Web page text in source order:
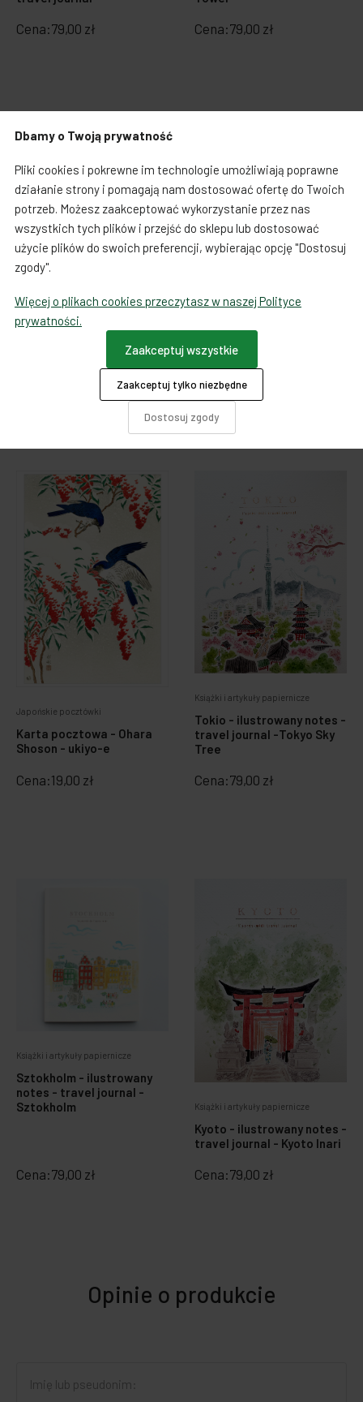
Cena:79,00 zł Cena:79,00 zł
Japońskie naklejki
Naklejki Seul Korea -
Plakaty
Cena:99,00 zł
Japońskie pocztówki
Karta pocztowa - Ohara
Shoson - ukiyo-e
Cena:19,00 zł
Książki i artykuły papiernicze
Tokio - ilustrowany notes -
travel journal -Tokyo Sky
Tree
Cena:79,00 zł
Książki i artykuły papiernicze
Sztokholm - ilustrowany
notes - travel journal -
Sztokholm
Cena:79,00 zł
Książki i artykuły papiernicze
Kyoto - ilustrowany notes -
travel journal - Kyoto Inari
Cena:79,00 zł
Opinie o produkcie
Dbamy o Twoją prywatność
Pliki cookies i pokrewne im technologie umożliwiają poprawne
działanie strony i pomagają nam dostosować ofertę do Twoich
potrzeb. Możesz zaakceptować wykorzystanie przez nas
wszystkich tych plików i przejść do sklepu lub dostosować
użycie plików do swoich preferencji, wybierając opcję "Dostosuj
zgody".
Więcej o plikach cookies przeczytasz w naszej Polityce
prywatności.
Dostosuj zgody
Zaakceptuj tylko niezbędne
Zaakceptuj wszystkie